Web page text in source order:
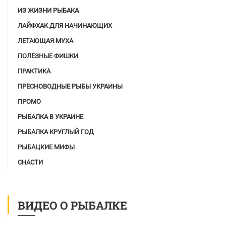
ИЗ ЖИЗНИ РЫБАКА
ЛАЙФХАК ДЛЯ НАЧИНАЮЩИХ
ЛЕТАЮЩАЯ МУХА
ПОЛЕЗНЫЕ ФИШКИ
ПРАКТИКА
ПРЕСНОВОДНЫЕ РЫБЫ УКРАИНЫ
ПРОМО
РЫБАЛКА В УКРАИНЕ
РЫБАЛКА КРУГЛЫЙ ГОД
РЫБАЦКИЕ МИФЫ
СНАСТИ
ВИДЕО О РЫБАЛКЕ